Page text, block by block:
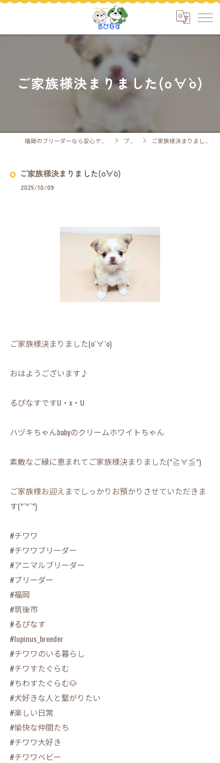
ご家族様決まりました(о´∀`о)
ブログ ご家族様決まりました(о´∀`о)
ご家族様決まりました(о´∀`о)
2025/10/09
ご家族様決まりました(о´∀`о)
おはようございます♪
るぴなすですU・x・U
ハヅキちゃんbabyのクリームホワイトちゃん
素敵なご縁に恵まれてご家族様決まりました(*≧∀≦*)
ご家族様お迎えまでしっかりお預かりさせていただきま
す(*´꒳`*)
#チワワ
#チワワブリーダー
#アニマルブリーダー
#ブリーダー
#福岡
#筑後市
#るぴなす
#lupinus_breeder
#チワワのいる暮らし
#チワすたぐらむ
#ちわすたぐらむ🐶
#犬好きな人と繋がりたい
#楽しい日常
#愉快な仲間たち
#チワワ大好き
#チワワベビー